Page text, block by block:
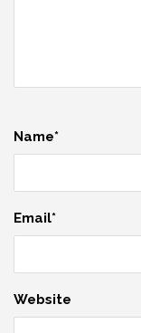
Name*
Email*
Website